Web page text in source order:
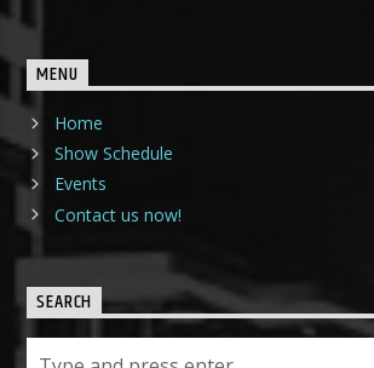
MENU
Home
Show Schedule
Events
Contact us now!
SEARCH